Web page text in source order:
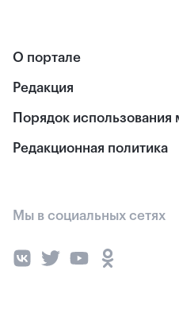
О портале
Редакция
Порядок использования
Редакционная политика
Мы в социальных сетях